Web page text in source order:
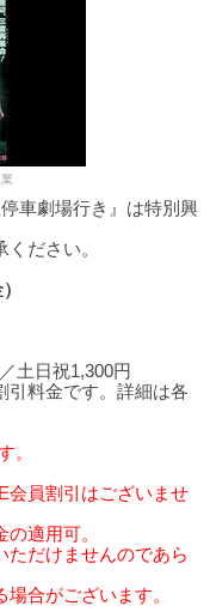
車劇場行き』は特別興
ださい。
土日祝1,300円
引料金です。詳細は各
。
会員割引はございませ
適用可。
だけませんのであら
合がございます。